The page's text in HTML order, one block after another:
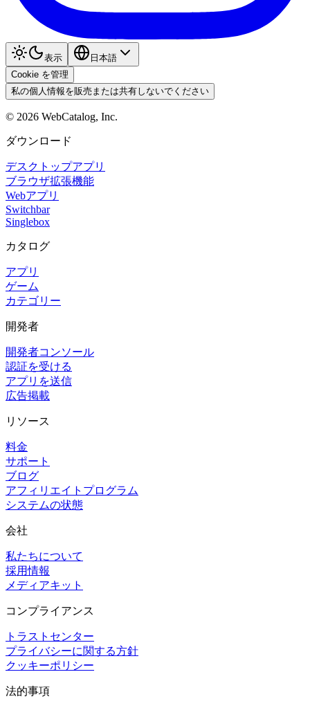
表示
日本語
Cookie を管理
私の個人情報を販売または共有しないでください
© 2026 WebCatalog, Inc.
ダウンロード
デスクトップアプリ
ブラウザ拡張機能
Webアプリ
Switchbar
Singlebox
カタログ
アプリ
ゲーム
カテゴリー
開発者
開発者コンソール
認証を受ける
アプリを送信
広告掲載
リソース
料金
サポート
ブログ
アフィリエイトプログラム
システムの状態
会社
私たちについて
採用情報
メディアキット
コンプライアンス
トラストセンター
プライバシーに関する方針
クッキーポリシー
法的事項